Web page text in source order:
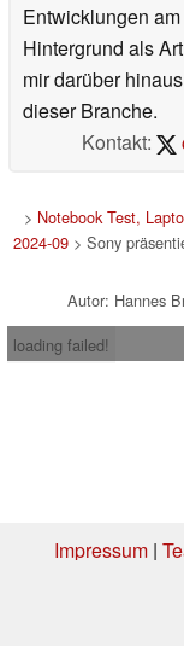
Entwicklungen
Hintergrund als
mir darüber
dieser Branche.
Kontakt:
> Notebook Test,
2024-09> Sony
Autor: Hannes
loading failed!
Impressum|